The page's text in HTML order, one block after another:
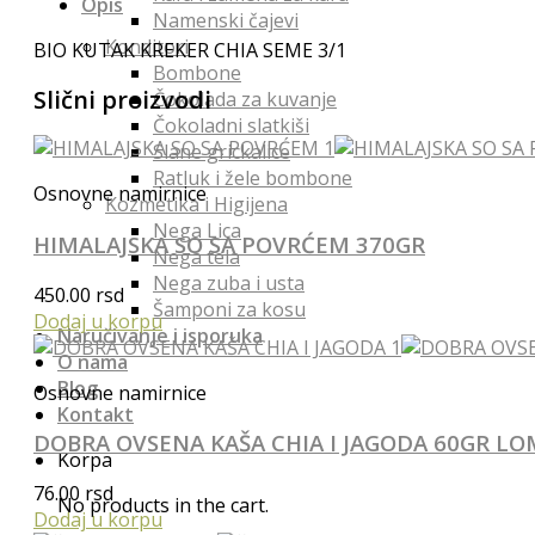
Namenski čajevi
Konditori
Bombone
Čokolada za kuvanje
Čokoladni slatkiši
Slane grickalice
Ratluk i žele bombone
Kozmetika i Higijena
Nega Lica
Nega tela
Nega zuba i usta
Šamponi za kosu
Naručivanje i isporuka
O nama
Blog
Kontakt
Korpa
No products in the cart.
BIO KUTAK KREKER CHIA SEME 3/1
Slični proizvodi
Osnovne namirnice
HIMALAJSKA SO SA POVRĆEM 370GR
450.00 rsd
Dodaj u korpu
Osnovne namirnice
DOBRA OVSENA KAŠA CHIA I JAGODA 60GR
76.00 rsd
Dodaj u korpu